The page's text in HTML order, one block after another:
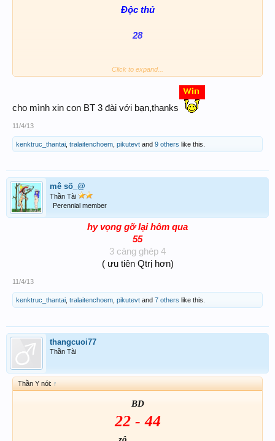
Độc thủ
28
Click to expand...
cho mình xin con BT 3 đài với bạn,thanks
11/4/13
kenktruc_thantai tralaitenchoem pikutevt and 9 others like this.
mê số_@
Thần Tài
Perennial member
hy vọng gỡ lại hôm qua
55
3 càng ghép 4
( ưu tiên Qtrị hơn)​
11/4/13
kenktruc_thantai tralaitenchoem pikutevt and 7 others like this.
thangcuoi77
Thần Tài
Thần Y nói: ↑
BD
22 - 44